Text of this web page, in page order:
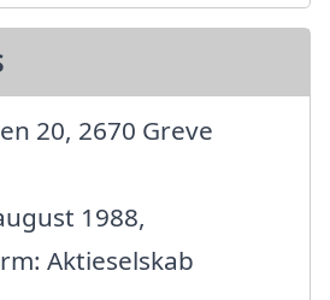
20, 2670 Greve
1988,
Aktieselskab